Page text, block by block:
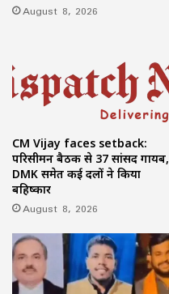
August 8, 2026
CM Vijay faces setback:
परिसीमन बैठक से 37 सांसद गायब,
DMK समेत कई दलों ने किया
बहिष्कार
August 8, 2026